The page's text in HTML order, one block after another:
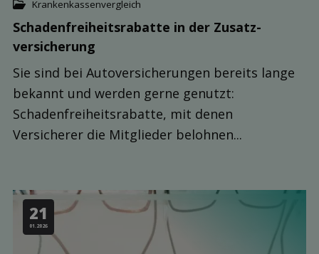
Krankenkassenvergleich
Schaden­freiheits­rabatte in der Zusatz­
versicherung
Sie sind bei Autoversicherungen bereits lange
bekannt und werden gerne genutzt:
Schadenfreiheitsrabatte, mit denen
Versicherer die Mitglieder belohnen...
21
01.2026